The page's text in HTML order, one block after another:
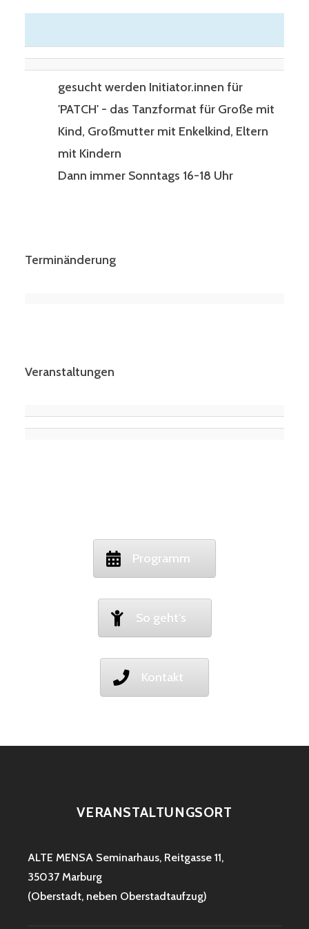
gesucht werden Initiator.innen für
'PATCH' - das Tanzformat für Große mit
Kind, Großmutter mit Enkelkind, Eltern
mit Kindern
Dann immer Sonntags 16-18 Uhr
Terminänderung
Veranstaltungen
Programm
So geht's
Kontakt
VERANSTALTUNGSORT
ALTE MENSA Seminarhaus, Reitgasse 11,
35037 Marburg
(Oberstadt, neben Oberstadtaufzug)